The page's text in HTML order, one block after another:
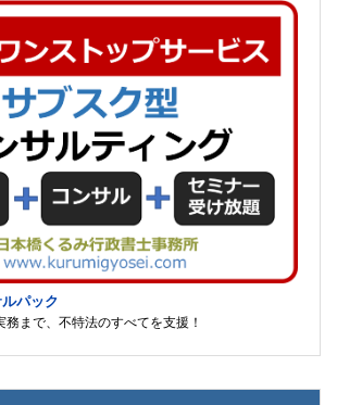
パック
まで、不特法のすべてを支援！